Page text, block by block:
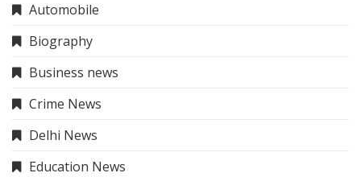
Automobile
Biography
Business news
Crime News
Delhi News
Education News